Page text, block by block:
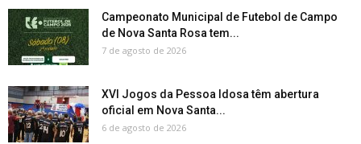
Campeonato Municipal de Futebol de Campo
de Nova Santa Rosa tem...
7 de agosto de 2026
XVI Jogos da Pessoa Idosa têm abertura
oficial em Nova Santa...
6 de agosto de 2026